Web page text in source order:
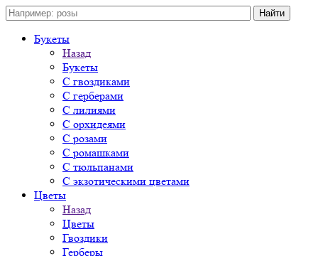
Букеты
Назад
Букеты
С гвоздиками
С герберами
С лилиями
С орхидеями
С розами
С ромашками
С тюльпанами
С экзотическими цветами
Цветы
Назад
Цветы
Гвоздики
Герберы